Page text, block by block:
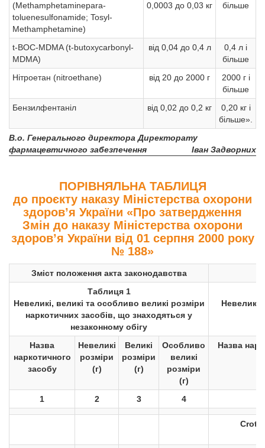
(Methamphetaminepara-
toluenesulfonamide; Tosyl-
Methamphetamine)
0,0003 до 0,03 кг
більше
t-BOC-MDMA (t-butoxycarbonyl-
MDMA)
від 0,04 до 0,4 л
0,4 л і
більше
Нітроетан (nitroethane)
від 20 до 2000 г
2000 г і
більше
Бензилфентаніл
від 0,02 до 0,2 кг
0,20 кг і
більше».
В.о. Генерального директора Директорату
фармацевтичного забезпечення
Іван Задворних
ПОРІВНЯЛЬНА ТАБЛИЦЯ
до проєкту наказу Міністерства охорони
здоров’я України «Про затвердження
Змін до наказу Міністерства охорони
здоров’я України від 01 серпня 2000 року
№ 188»
Зміст положення акта законодавства
Таблиця 1
Невеликі, великі та особливо великі розміри
наркотичних засобів, що знаходяться у
незаконному обігу
Невеликі,
Назва
наркотичного
засобу
Невеликі
розміри
(г)
Великі
розміри
(г)
Особливо
великі
розміри
(г)
Назва
1 2 3 4